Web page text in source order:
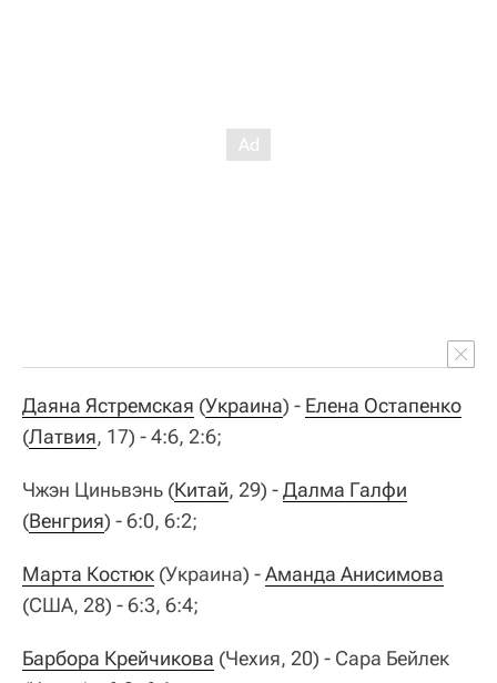
Даяна Ястремская (Украина) - Елена Остапенко
(Латвия, 17) - 4:6, 2:6;
Чжэн Циньвэнь (Китай, 29) -Далма Галфи
(Венгрия) - 6:0, 6:2;
Марта Костюк (Украина) -Аманда Анисимова
(США, 28) - 6:3, 6:4;
Барбора Крейчикова (Чехия, 20) - Сара Бейлек